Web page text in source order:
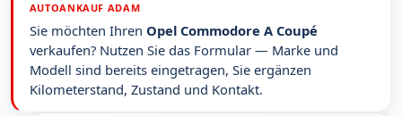
AUTOANKAUF ADAM
Sie möchten Ihren Opel Commodore A Coupé
verkaufen? Nutzen Sie das Formular — Marke und
Modell sind bereits eingetragen, Sie ergänzen
Kilometerstand, Zustand und Kontakt.